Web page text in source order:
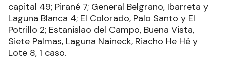
capital 49; Pirané 7; General Belgrano, Ibarreta y
Laguna Blanca 4; El Colorado, Palo Santo y El
Potrillo 2; Estanislao del Campo, Buena Vista,
Siete Palmas, Laguna Naineck, Riacho He Hé y
Lote 8, 1 caso.